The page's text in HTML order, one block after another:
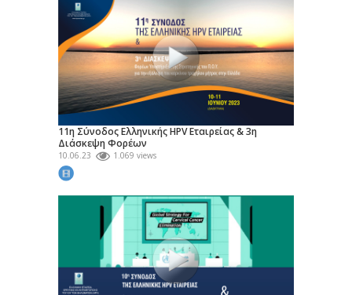
11η Σύνοδος Ελληνικής HPV Εταιρείας & 3η
Διάσκεψη Φορέων
10.06.23 1.069 views